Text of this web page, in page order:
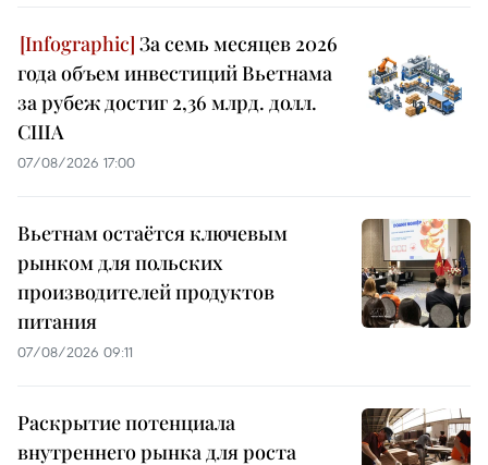
За семь месяцев 2026
года объем инвестиций Вьетнама
за рубеж достиг 2,36 млрд. долл.
США
07/08/2026 17:00
Вьетнам остаётся ключевым
рынком для польских
производителей продуктов
питания
07/08/2026 09:11
Раскрытие потенциала
внутреннего рынка для роста